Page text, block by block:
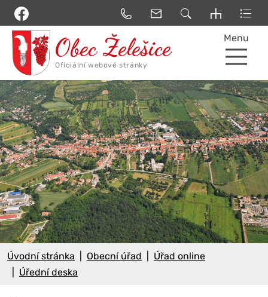
Menu
Úvodní stránka Obecní úřad
Úřad online
Úřední deska